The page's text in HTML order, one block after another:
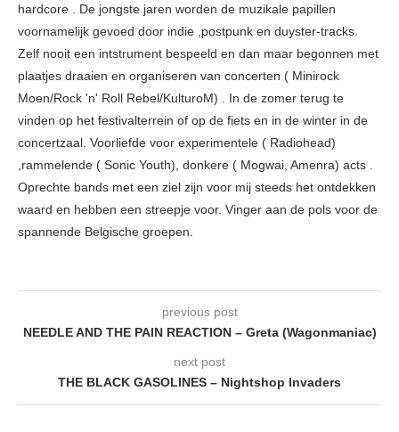
hardcore . De jongste jaren worden de muzikale papillen
voornamelijk gevoed door indie ,postpunk en duyster-tracks.
Zelf nooit een intstrument bespeeld en dan maar begonnen met
plaatjes draaien en organiseren van concerten ( Minirock
Moen/Rock 'n' Roll Rebel/KulturoM) . In de zomer terug te
vinden op het festivalterrein of op de fiets en in de winter in de
concertzaal. Voorliefde voor experimentele ( Radiohead)
,rammelende ( Sonic Youth), donkere ( Mogwai, Amenra) acts .
Oprechte bands met een ziel zijn voor mij steeds het ontdekken
waard en hebben een streepje voor. Vinger aan de pols voor de
spannende Belgische groepen.
previous post
NEEDLE AND THE PAIN REACTION – Greta (Wagonmaniac)
next post
THE BLACK GASOLINES – Nightshop Invaders